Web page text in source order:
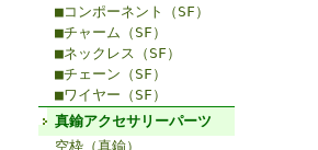
■コンポーネント（SF）
■チャーム（SF）
■ネックレス（SF）
■チェーン（SF）
■ワイヤー（SF）
真鍮アクセサリーパーツ
空枠（真鍮）